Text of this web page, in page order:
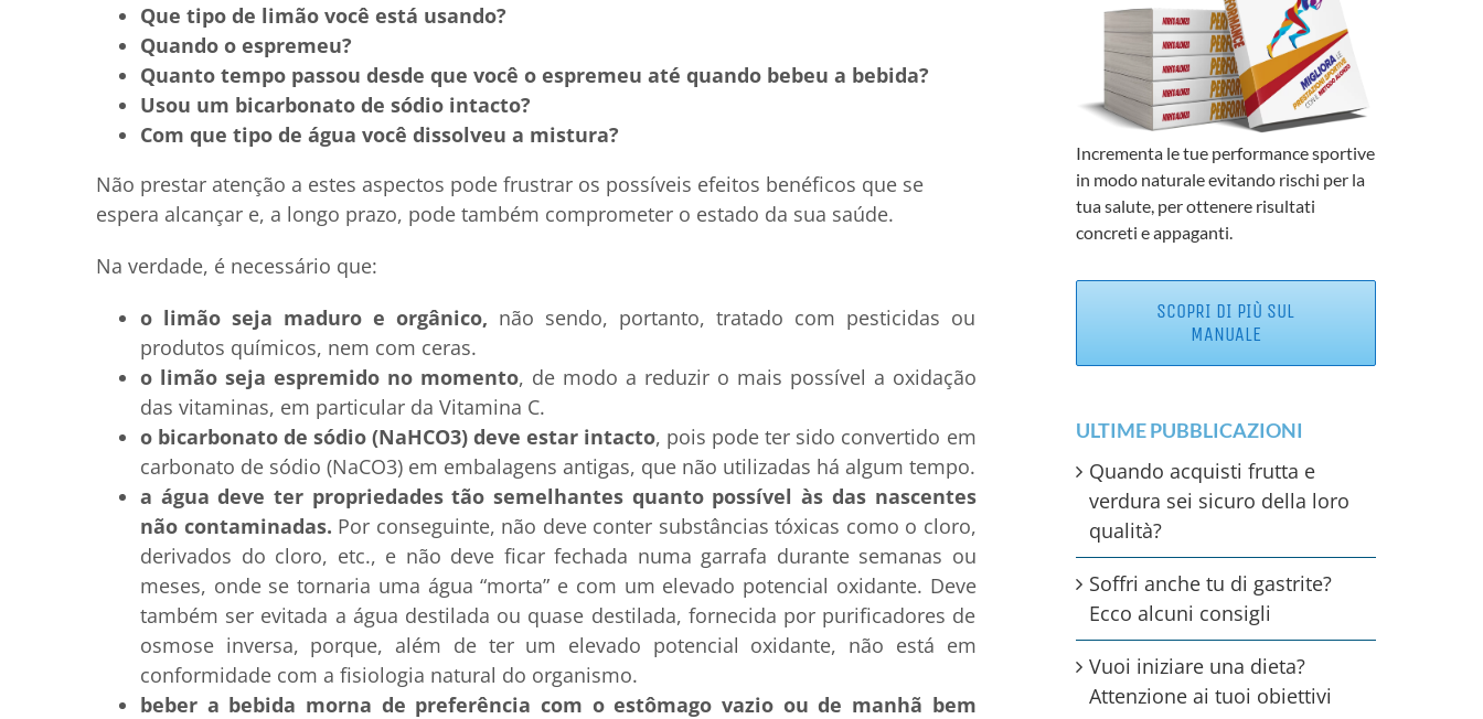
Que tipo de limão você está usando?
Quando o espremeu?
Quanto tempo passou desde que você o espremeu até quando bebeu a bebida?
Usou um bicarbonato de sódio intacto?
Com que tipo de água você dissolveu a mistura?
Não prestar atenção a estes aspectos pode frustrar os possíveis efeitos benéficos que se
espera alcançar e, a longo prazo, pode também comprometer o estado da sua saúde.
Na verdade, é necessário que:
o limão seja maduro e orgânico, não sendo, portanto, tratado com pesticidas ou
produtos químicos, nem com ceras.
o limão seja espremido no momento, de modo a reduzir o mais possível a oxidação
das vitaminas, em particular da Vitamina C.
o bicarbonato de sódio (NaHCO3) deve estar intacto, pois pode ter sido convertido em
carbonato de sódio (NaCO3) em embalagens antigas, que não utilizadas há algum tempo.
a água deve ter propriedades tão semelhantes quanto possível às das nascentes
não contaminadas. Por conseguinte, não deve conter substâncias tóxicas como o cloro,
derivados do cloro, etc., e não deve ficar fechada numa garrafa durante semanas ou
meses, onde se tornaria uma água “morta” e com um elevado potencial oxidante. Deve
também ser evitada a água destilada ou quase destilada, fornecida por purificadores de
osmose inversa, porque, além de ter um elevado potencial oxidante, não está em
conformidade com a fisiologia natural do organismo.
beber a bebida morna de preferência com o estômago vazio ou de manhã bem
Incrementa le tue performance sportive
in modo naturale evitando rischi per la
tua salute, per ottenere risultati
concreti e appaganti.
SCOPRI DI PIÙ SUL
MANUALE
ULTIME PUBBLICAZIONI
Quando acquisti frutta e
verdura sei sicuro della loro
qualità?
Soffri anche tu di gastrite?
Ecco alcuni consigli
Vuoi iniziare una dieta?
Attenzione ai tuoi obiettivi